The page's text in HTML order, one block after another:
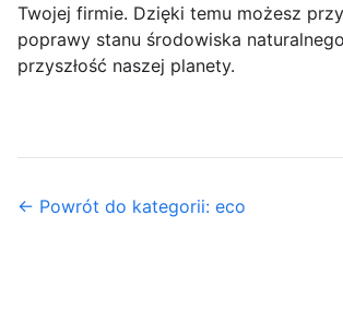
Twojej firmie. Dzięki temu możesz
poprawy stanu środowiska
przyszłość naszej planety.
← Powrót do kategorii: eco